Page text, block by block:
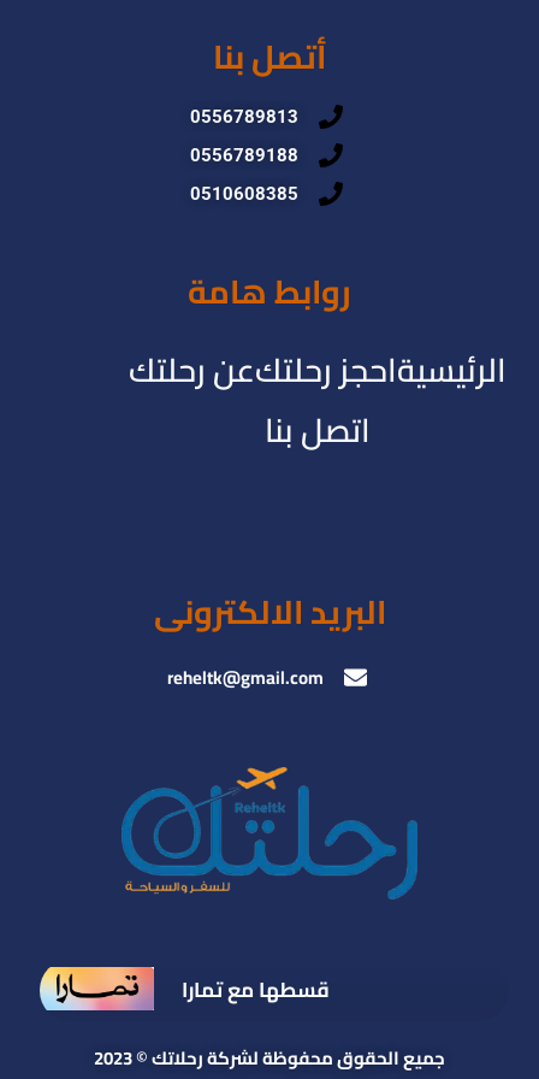
أتصل بنا
0556789813
0556789188
0510608385
روابط هامة
الرئيسيةاحجز رحلتكعن رحلتك
اتصل بنا
البريد الالكترونى
reheltk@gmail.com
قسطها مع تمارا
جميع الحقوق محفوظة لشركة رحلاتك © 2023